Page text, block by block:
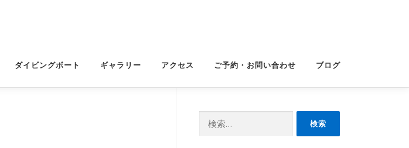
ダイビングボート ギャラリー アクセス ご予約・お問い合わせ ブログ